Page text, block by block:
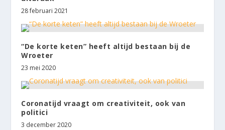
28 februari 2021
“De korte keten” heeft altijd bestaan bij de
Wroeter
23 mei 2020
Coronatijd vraagt om creativiteit, ook van
politici
3 december 2020